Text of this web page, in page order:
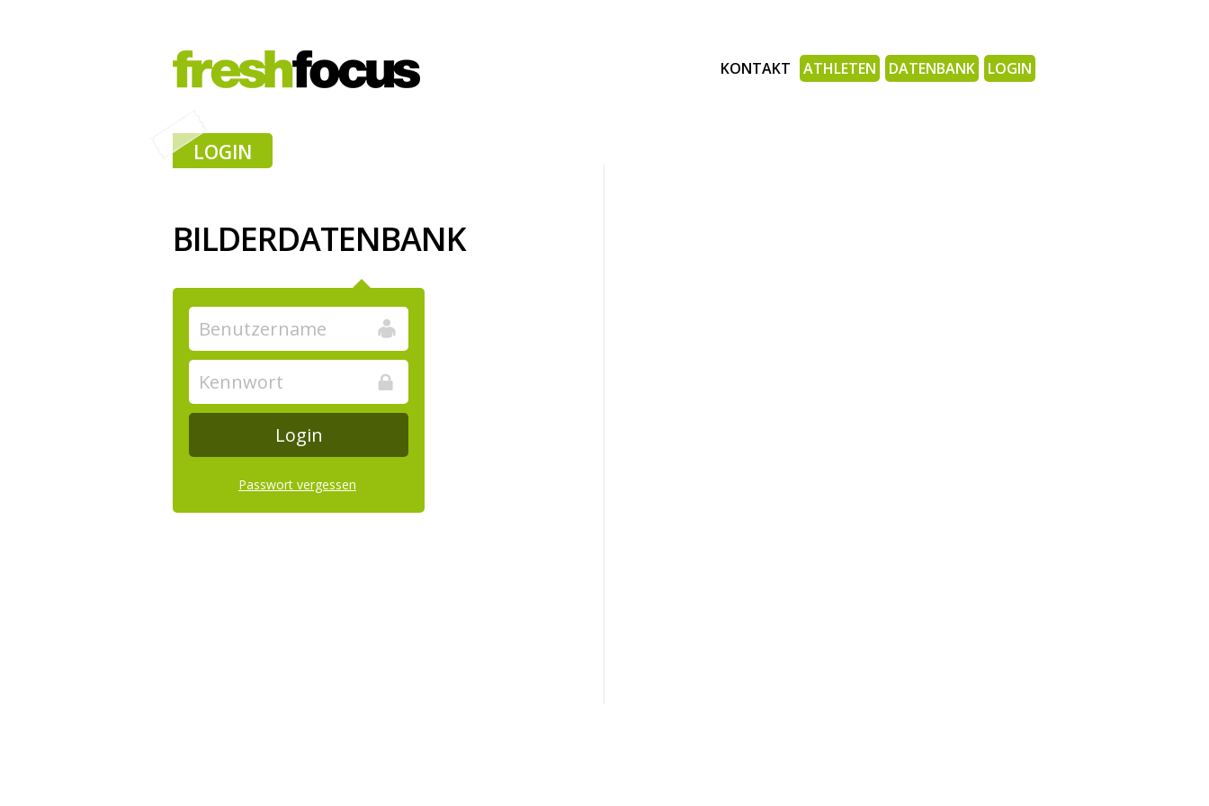
KONTAKT ATHLETEN DATENBANK LOGIN
LOGIN
BILDERDATENBANK
Passwort vergessen